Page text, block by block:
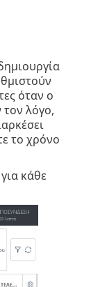
όταν ο
τον λόγο,
το χρόνο
κάθε